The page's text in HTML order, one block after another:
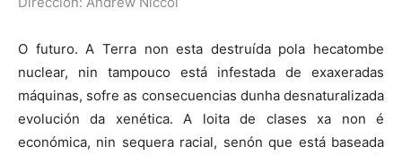
O futuro. A Terra non esta destruída pola hecatombe
nuclear, nin tampouco está infestada de exaxeradas
máquinas, sofre as consecuencias dunha desnaturalizada
evolución da xenética. A loita de clases xa non é
económica, nin sequera racial, senón que está baseada